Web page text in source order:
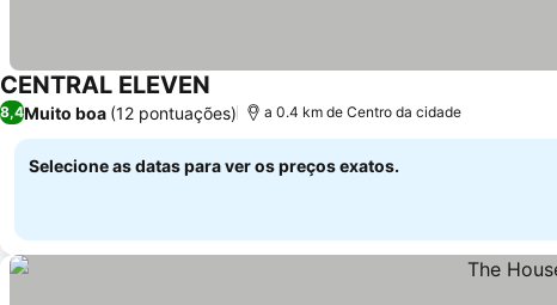
CENTRAL ELEVEN
8,4Muito boa (12 pontuações) a 0.4 km de Centro da cidade
Selecione as datas para ver os preços exatos.